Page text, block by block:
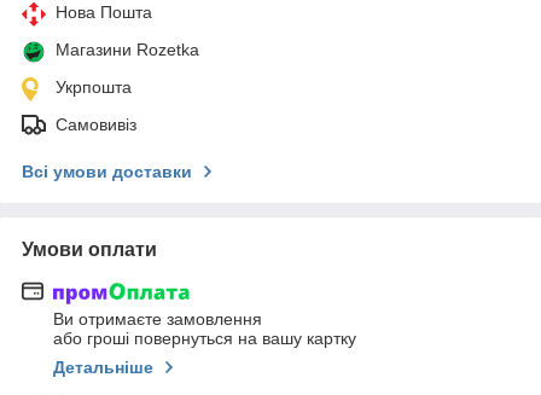
Нова Пошта
Магазини Rozetka
Укрпошта
Самовивіз
Всі умови доставки
Умови оплати
Ви отримаєте замовлення
або гроші повернуться на вашу картку
Детальніше